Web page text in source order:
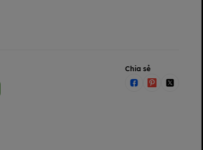
Chia sẻ